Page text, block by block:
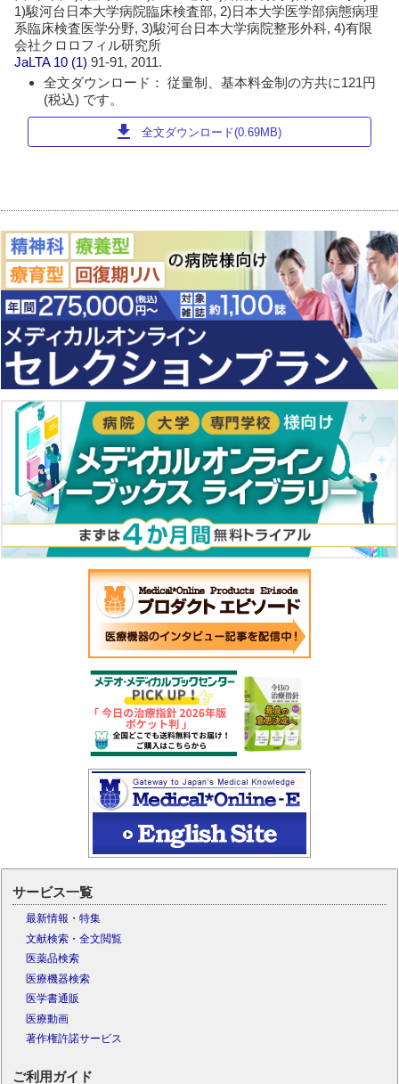
1)駿河台日本大学病院臨床検査部, 2)日本大学医学部病態病理
系臨床検査医学分野, 3)駿河台日本大学病院整形外科, 4)有限
会社クロロフィル研究所
JaLTA 10 (1)91-91, 2011.
全文ダウンロード： 従量制、基本料金制の方共に121円
(税込) です。
download 全文ダウンロード(0.69MB)
サービス一覧
最新情報・特集
文献検索・全文閲覧
医薬品検索
医療機器検索
医学書通販
医療動画
著作権許諾サービス
ご利用ガイド